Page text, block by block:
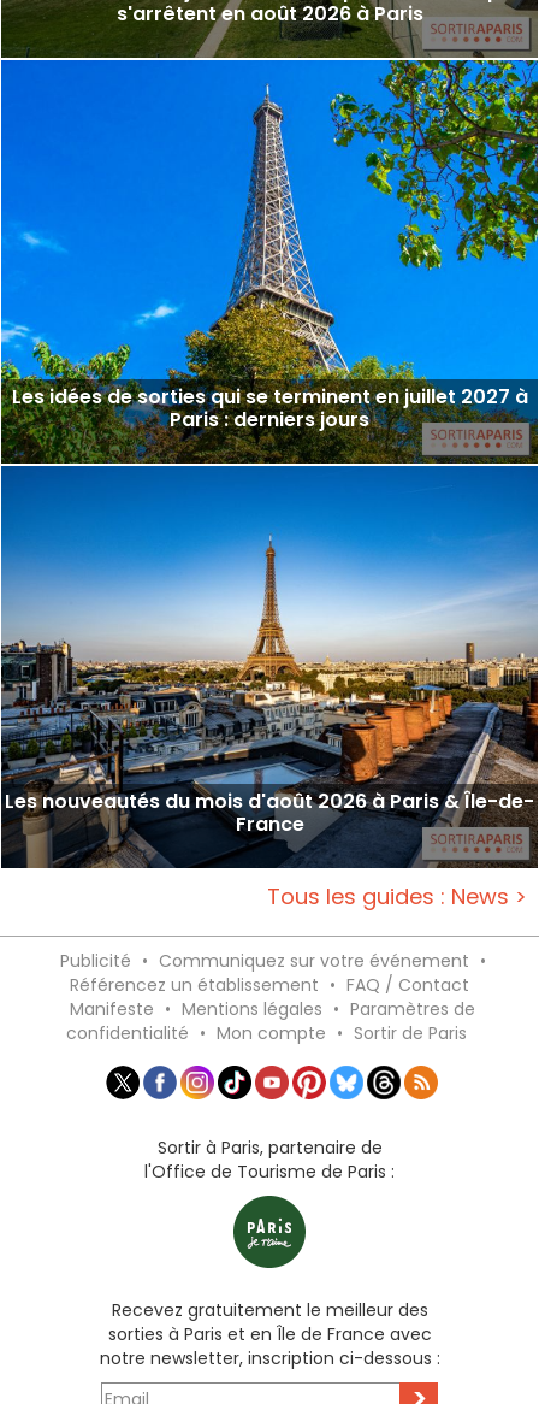
s'arrêtent en août 2026 à Paris
Les idées de sorties qui se terminent en juillet 2027 à
Paris : derniers jours
Les nouveautés du mois d'août 2026 à Paris & Île-de-
France
Tous les guides : News >
Publicité • Communiquez sur votre événement •
Référencez un établissement • FAQ / Contact
Manifeste • Mentions légales • Paramètres de
confidentialité • Mon compte • Sortir de Paris
Sortir à Paris, partenaire de
l'Office de Tourisme de Paris :
Recevez gratuitement le meilleur des
sorties à Paris et en Île de France avec
notre newsletter, inscription ci-dessous :